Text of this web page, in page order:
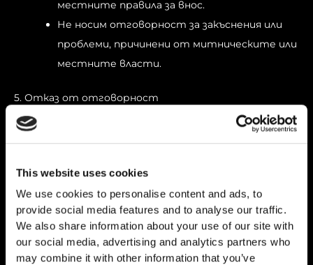
This website uses cookies
We use cookies to personalise content and ads, to
provide social media features and to analyse our traffic.
We also share information about your use of our site with
our social media, advertising and analytics partners who
may combine it with other information that you’ve
местните правила за внос.
Не носим отговорност за закъснения или
проблеми, причинени от митническите или
местните власти.
5. Отказ от отговорност
24Peptides не 24Peptides отговорност за
неправилна употреба на продуктите.
никакви гаранции, изрични или
подразбиращи се.
Клиентът поема пълна отговорност за
правилното боравене и съхранение на
продуктите.